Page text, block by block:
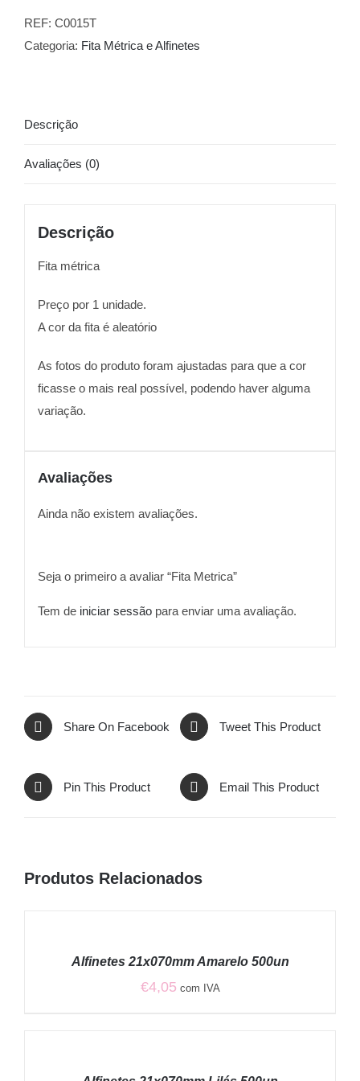
REF: C0015T
Categoria: Fita Métrica e Alfinetes
Descrição
Avaliações (0)
Descrição
Fita métrica
Preço por 1 unidade.
A cor da fita é aleatório
As fotos do produto foram ajustadas para que a cor
ficasse o mais real possível, podendo haver alguma
variação.
Avaliações
Ainda não existem avaliações.
Seja o primeiro a avaliar “Fita Metrica”
Tem de iniciar sessãopara enviar uma avaliação.
Share On Facebook Tweet This Product
Pin This Product Email This Product
Produtos Relacionados
DETALHESAlfinetes 21x070mm Amarelo 500un
€4,05 com IVA